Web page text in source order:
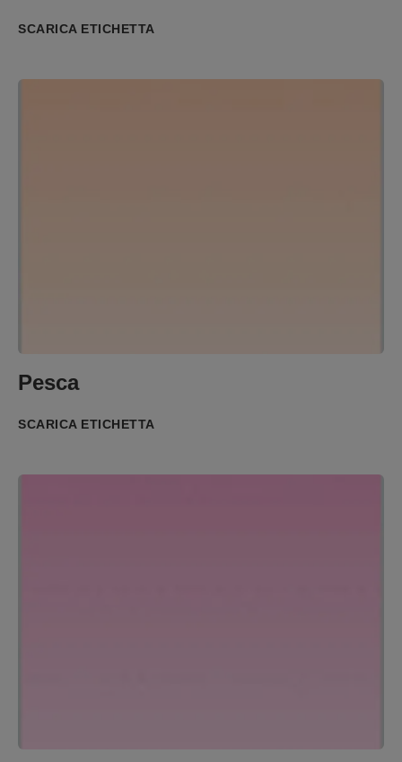
SCARICA ETICHETTA
Pesca
SCARICA ETICHETTA